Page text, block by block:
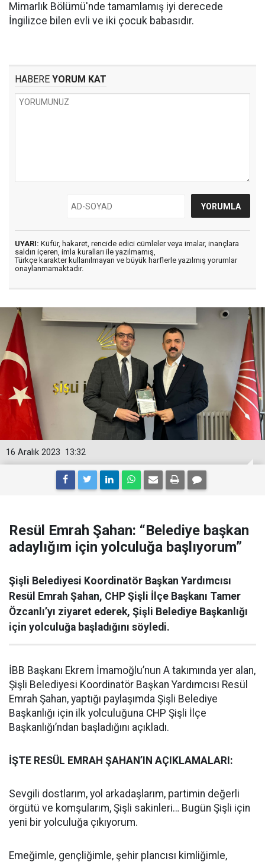
Mimarlık Bölümü'nde tamamlamış iyi derecede
İngilizce bilen evli ve iki çocuk babasıdır.
HABERE YORUM KAT
UYARI: Küfür, hakaret, rencide edici cümleler veya imalar, inançlara
saldırı içeren, imla kuralları ile yazılmamış,
Türkçe karakter kullanılmayan ve büyük harflerle yazılmış yorumlar
onaylanmamaktadır.
13:32
16 Aralık 2023
Resül Emrah Şahan: “Belediye başkan
adaylığım için yolculuğa başlıyorum”
Şişli Belediyesi Koordinatör Başkan Yardımcısı
Resül Emrah Şahan, CHP Şişli İlçe Başkanı Tamer
Özcanlı’yı ziyaret ederek, Şişli Belediye Başkanlığı
için yolculuğa başladığını söyledi.
İBB Başkanı Ekrem İmamoğlu’nun A takımında yer alan,
Şişli Belediyesi Koordinatör Başkan Yardımcısı Resül
Emrah Şahan, yaptığı paylaşımda Şişli Belediye
Başkanlığı için ilk yolculuğuna CHP Şişli İlçe
Başkanlığı’ndan başladığını açıkladı.
İŞTE RESÜL EMRAH ŞAHAN’IN AÇIKLAMALARI:
Sevgili dostlarım, yol arkadaşlarım, partimin değerli
örgütü ve komşularım, Şişli sakinleri… Bugün Şişli için
yeni bir yolculuğa çıkıyorum.
Emeğimle, gençliğimle, şehir plancısı kimliğimle,